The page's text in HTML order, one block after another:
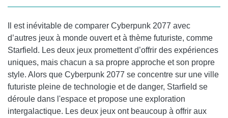
Il est inévitable de comparer Cyberpunk 2077 avec
d’autres jeux à monde ouvert et à thème futuriste, comme
Starfield. Les deux jeux promettent d’offrir des expériences
uniques, mais chacun a sa propre approche et son propre
style. Alors que Cyberpunk 2077 se concentre sur une ville
futuriste pleine de technologie et de danger, Starfield se
déroule dans l'espace et propose une exploration
intergalactique. Les deux jeux ont beaucoup à offrir aux